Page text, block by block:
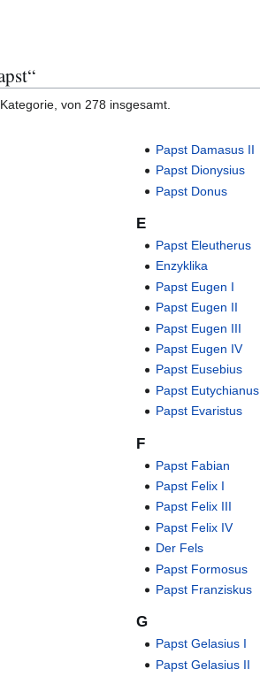
von 278 insgesamt.
Papst Damasus II
Papst Dionysius
Papst Donus
E
Papst Eleutherus
Enzyklika
Papst Eugen I
Papst Eugen II
Papst Eugen III
Papst Eugen IV
Papst Eusebius
Papst Eutychianus
Papst Evaristus
F
Papst Fabian
Papst Felix I
Papst Felix III
Papst Felix IV
Der Fels
Papst Formosus
Papst Franziskus
G
Papst Gelasius I
Papst Gelasius II